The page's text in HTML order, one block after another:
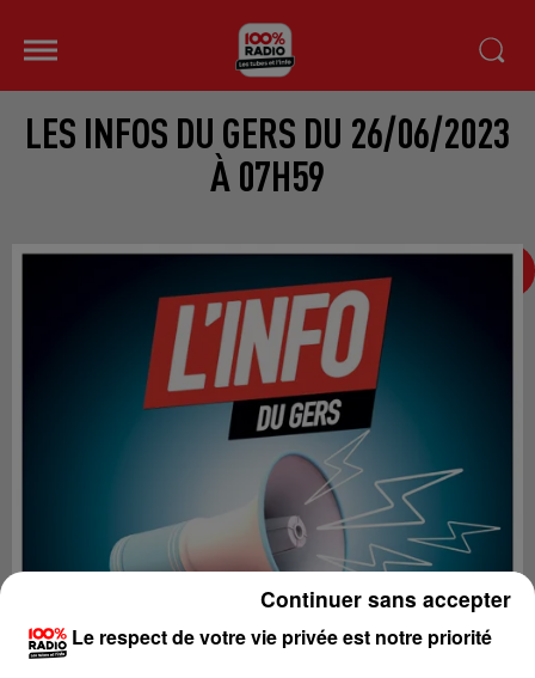
LES INFOS DU GERS DU 26/06/2023
À 07H59
Le respect de votre vie privée est notre priorité
Continuer sans accepter